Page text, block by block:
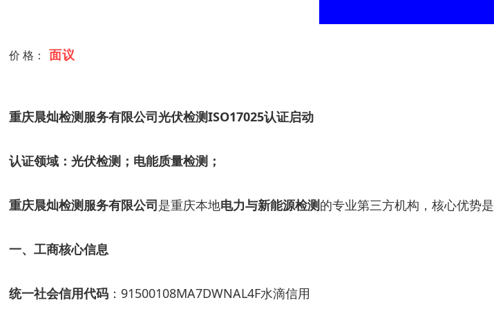
价 格： 面议
重庆晨灿检测服务有限公司光伏检测ISO17025认证启动
认证领域：光伏检测；电能质量检测；
重庆晨灿检测服务有限公司是重庆本地电力与新能源检测的专业第三方机构，核心优势是
一、工商核心信息
统一社会信用代码 ：91500108MA7DWNAL4F水滴信用